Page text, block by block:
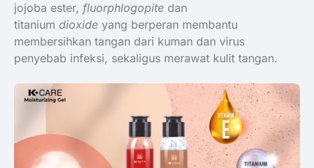
jojoba ester, fluorphlogopite dan
titanium dioxide yang berperan membantu
membersihkan tangan dari kuman dan virus
penyebab infeksi, sekaligus merawat kulit tangan.